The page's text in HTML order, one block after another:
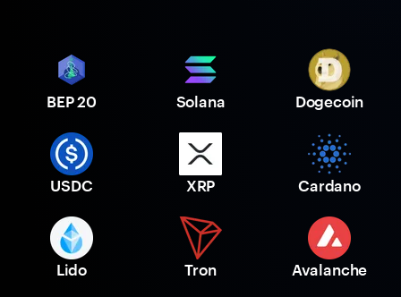
BEP 20 Solana Dogecoin
USDC XRP Cardano
Lido Tron Avalanche